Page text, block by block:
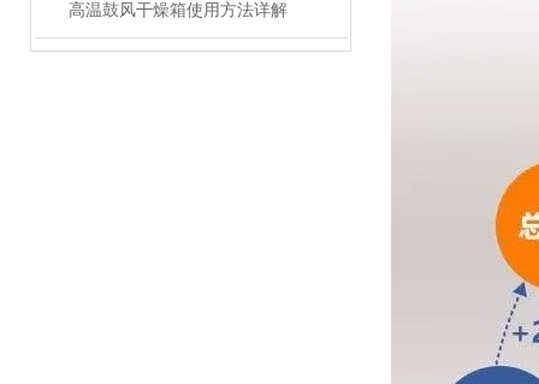
高温鼓风干燥箱使用方法详解